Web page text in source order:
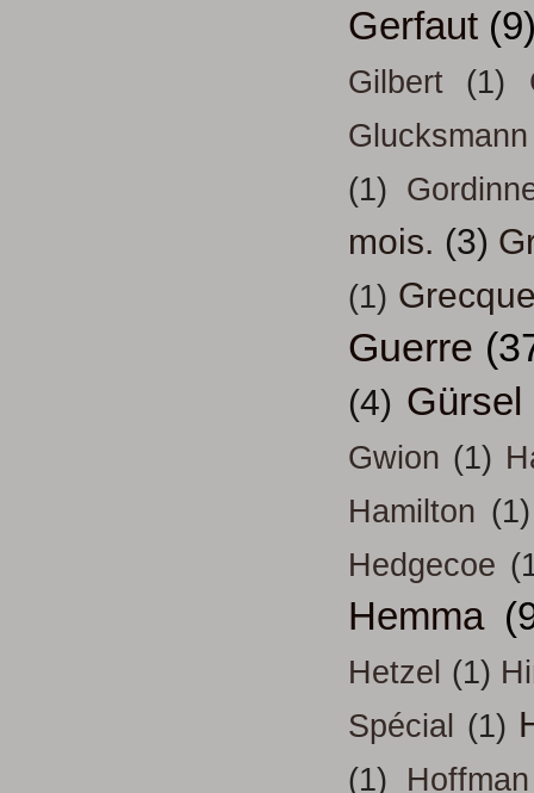
Gerfaut
Gilbert (1)
Glucksmann
(1)
mois. (3)
(1)
Guerre
(4) Gürsel
Gwion (1)
Hamilton (1)
Hedgecoe
Hemma
Hetzel (1)
Spécial (1)
(1) Hoffman